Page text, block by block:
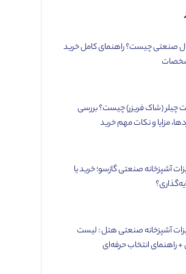
صنعتی چیست؟ راهنمای کامل خرید
چیلر (شاک فریزر) چیست؟ بررسی
مزایا و نکات مهم خرید
آشپزخانه صنعتی گازسو؛ خرید یا
آشپزخانه صنعتی هتل : لیست
راهنمای انتخاب حرفه‌ای